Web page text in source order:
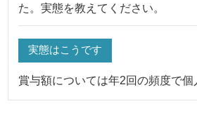
た。実態を教えてください。
実態はこうです
賞与額については年2回の頻度で